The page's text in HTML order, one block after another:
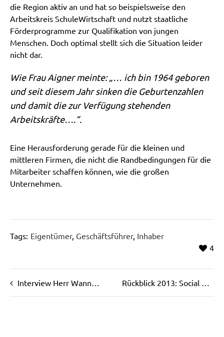
die Region aktiv an und hat so beispielsweise den
Arbeitskreis SchuleWirtschaft und nutzt staatliche
Förderprogramme zur Qualifikation von jungen
Menschen. Doch optimal stellt sich die Situation leider
nicht dar.
Wie Frau Aigner meinte: „… ich bin 1964 geboren
und seit diesem Jahr sinken die Geburtenzahlen
und damit die zur Verfügung stehenden
Arbeitskräfte….“.
Eine Herausforderung gerade für die kleinen und
mittleren Firmen, die nicht die Randbedingungen für die
Mitarbeiter schaffen können, wie die großen
Unternehmen.
Tags: Eigentümer, Geschäftsführer, Inhaber
4
Interview Herr Wanner mit dem Manager-Magazin